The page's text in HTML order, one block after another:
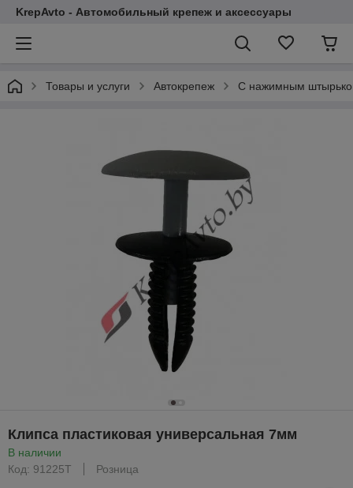
KrepAvto - Автомобильный крепеж и аксессуары
Товары и услуги Автокрепеж С нажимным
Клипса пластиковая универсальная 7мм
В наличии
Код: 91225T
Розница